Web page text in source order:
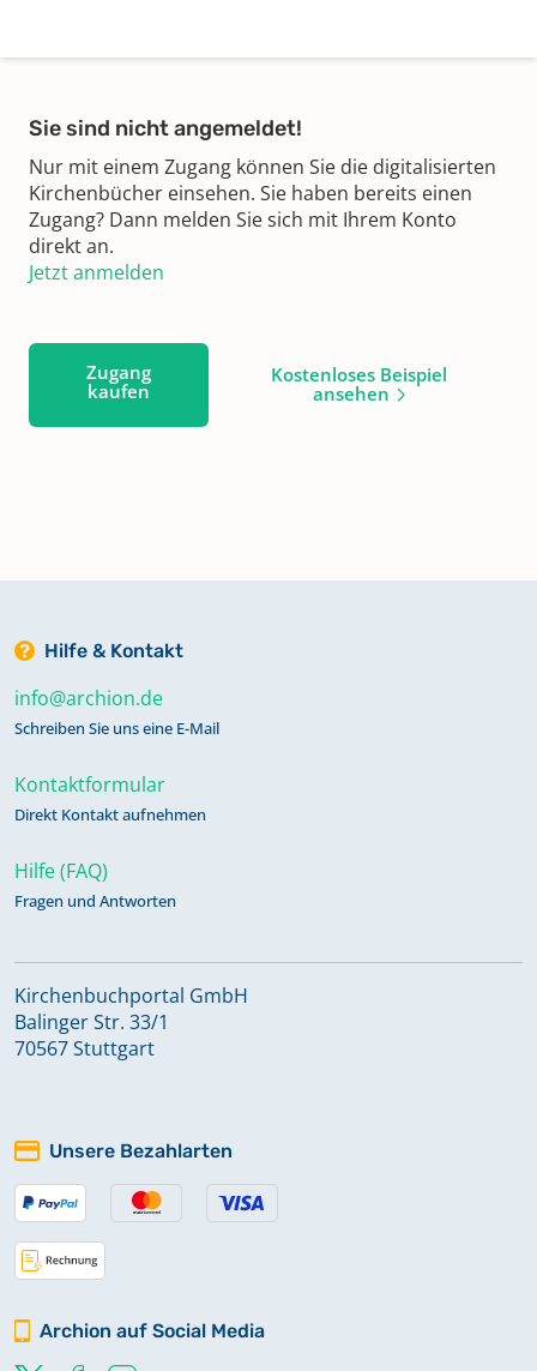
Sie sind nicht angemeldet!
Nur mit einem Zugang können Sie die digitalisierten
Kirchenbücher einsehen. Sie haben bereits einen
Zugang? Dann melden Sie sich mit Ihrem Konto
direkt an.
Jetzt anmelden
Zugang
kaufen
Kostenloses Beispiel
ansehen
Hilfe & Kontakt
info@archion.de
Schreiben Sie uns eine E-Mail
Kontaktformular
Direkt Kontakt aufnehmen
Hilfe (FAQ)
Fragen und Antworten
Kirchenbuchportal GmbH
Balinger Str. 33/1
70567 Stuttgart
Unsere Bezahlarten
Archion auf Social Media